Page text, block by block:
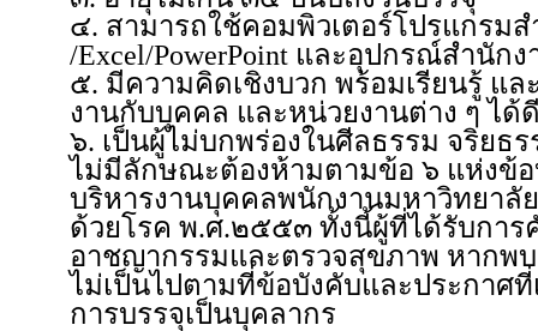
๔. สามารถใช้คอมพิวเตอร์โปรแกรมส
/Excel/PowerPoint และอุปกรณ์สำนัก
๕. มีความคิดเชิงบวก พร้อมเรียนรู้ แ
งานกับบุคคล และหน่วยงานต่าง ๆ ได้
๖. เป็นผู้ไม่บกพร่องในศีลธรรม จริย
ไม่มีลักษณะต้องห้ามตามข้อ ๖ แห่งข้
บริหารงานบุคคลพนักงานมหาวิทยา
ด้วยโรค พ.ศ.๒๕๕๓ ทั้งนี้ผู้ที่ได้รับการ
อาชญากรรมและตรวจสุขภาพ หากพ
ไม่เป็นไปตามที่ข้อบังคับและประกาศ
การบรรจุเป็นบุคลากร